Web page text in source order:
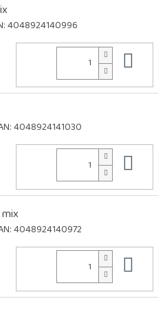
4048924140996
4048924141030
4048924140972